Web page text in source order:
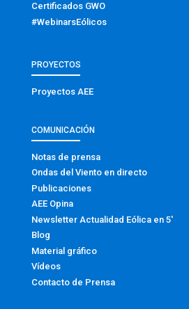
Certificados GWO
#WebinarsEólicos
PROYECTOS
Proyectos AEE
COMUNICACIÓN
Notas de prensa
Ondas del Viento en directo
Publicaciones
AEE Opina
Newsletter Actualidad Eólica en 5′
Blog
Material gráfico
Vídeos
Contacto de Prensa